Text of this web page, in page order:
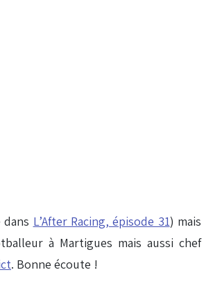
L’After Racing, épisode 31) mais
à Martigues mais aussi chef
. Bonne écoute !